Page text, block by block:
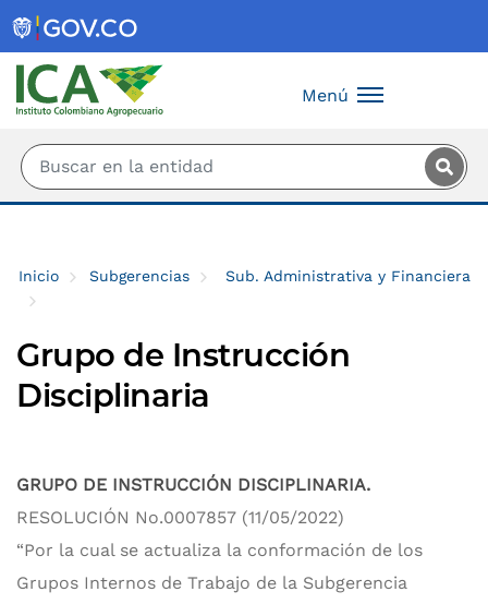
Menú
Inicio Subgerencias Sub. Administrativa y Financiera
Grupo de Instrucción
Disciplinaria
GRUPO DE INSTRUCCIÓN DISCIPLINARIA.
RESOLUCIÓN No.0007857 (11/05/2022)
“Por la cual se actualiza la conformación de los
Grupos Internos de Trabajo de la Subgerencia